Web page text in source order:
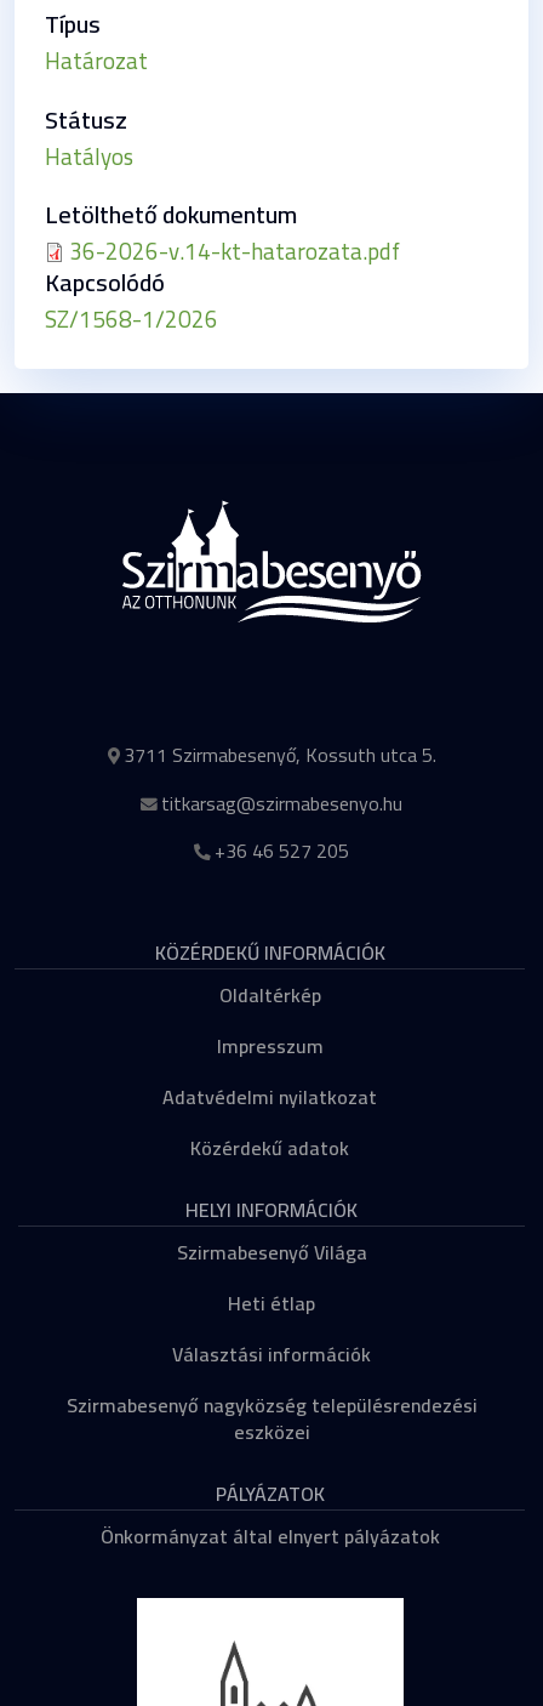
Típus
Határozat
Státusz
Hatályos
Letölthető dokumentum
36-2026-v.14-kt-hatarozata.pdf
Kapcsolódó
SZ/1568-1/2026
3711 Szirmabesenyő, Kossuth utca 5.
titkarsag@szirmabesenyo.hu
+36 46 527 205
KÖZÉRDEKŰ INFORMÁCIÓK
Oldaltérkép
Impresszum
Adatvédelmi nyilatkozat
Közérdekű adatok
HELYI INFORMÁCIÓK
Szirmabesenyő Világa
Heti étlap
Választási információk
Szirmabesenyő nagyközség településrendezési
eszközei
PÁLYÁZATOK
Önkormányzat által elnyert pályázatok